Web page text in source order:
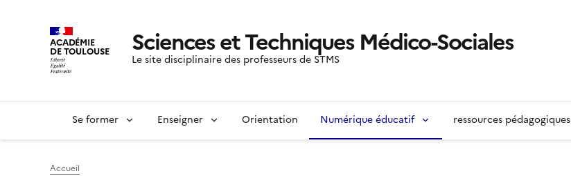
ACADÉMIE
DE TOULOUSE Sciences et Techniques Médico-Sociales
Le site disciplinaire des professeurs de STMS
Se former Enseigner Orientation Numérique éducatif ressources pédagogiques
Accueil